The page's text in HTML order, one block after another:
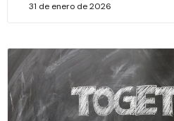
31 de enero de 2026